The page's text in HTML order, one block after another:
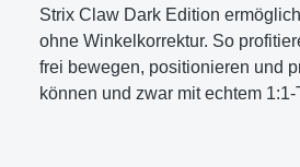
Strix Claw Dark Edition
ohne Winkelkorrektur. So
frei bewegen, positionieren und
können und zwar mit echtem 1:1-